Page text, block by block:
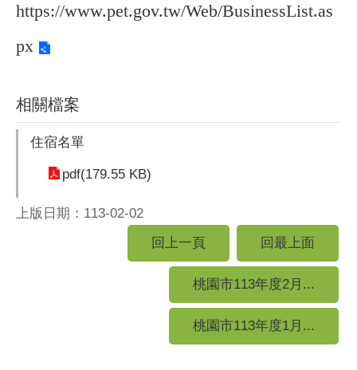
https://www.pet.gov.tw/Web/BusinessList.as
px
相關檔案
住宿名單
pdf(179.55 KB)
上版日期：113-02-02
回上一頁
回最上面
桃園市113年度2月...
桃園市113年度1月...